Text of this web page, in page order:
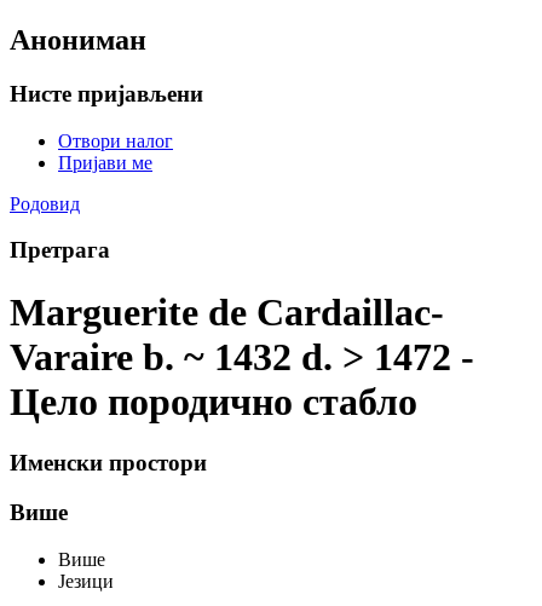
Анониман
Нисте пријављени
Отвори налог
Пријави ме
Родовид
Претрага
Marguerite de Cardaillac-
Varaire b. ~ 1432 d. > 1472 -
Цело породично стабло
Именски простори
Више
Више
Језици